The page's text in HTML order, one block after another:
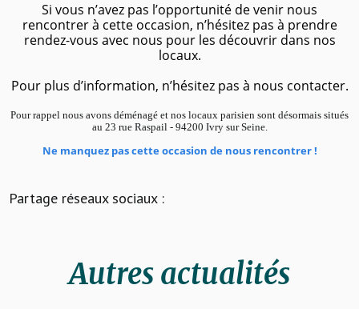
Si vous n’avez pas l’opportunité de venir nous
rencontrer à cette occasion, n’hésitez pas à prendre
rendez-vous avec nous pour les découvrir dans nos
locaux.
Pour plus d’information, n’hésitez pas à nous contacter.
Pour rappel nous avons déménagé et nos locaux parisien sont désormais situés
au 23 rue Raspail - 94200 Ivry sur Seine.
Ne manquez pas cette occasion de nous rencontrer !
Partage réseaux sociaux :
Autres actualités